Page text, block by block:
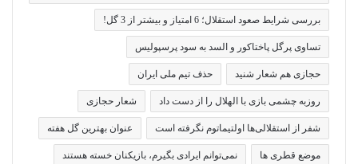
بررسی شرایط صعود استقلال؛ 6 امتیاز و بیشتر از 3 گل!
تساوی پرگل پاختاکور و السد به سود پرسپولیس
حجازی هم شعار شنید حذف تیم ملی ایران
روزبه چشمی بازی با الهلال را از دست داد شعار حجازی
شفر از استقلالی‌ها اولتیماتوم نگرفته است عنوان بهترین گل هفته
موضع قطری ها نمی‌توانم ایرادی بگیرم، بازیکنان خسته هستند